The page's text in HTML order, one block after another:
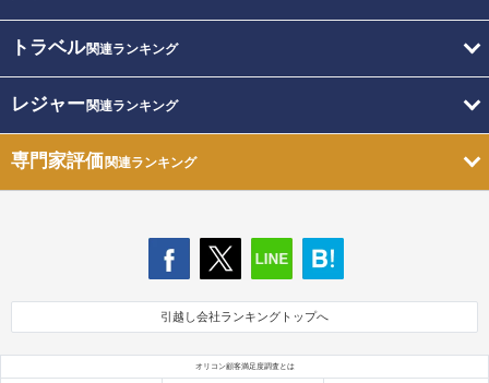
トラベル関連ランキング
レジャー関連ランキング
専門家評価関連ランキング
引越し会社ランキングトップへ
オリコン顧客満足度調査とは